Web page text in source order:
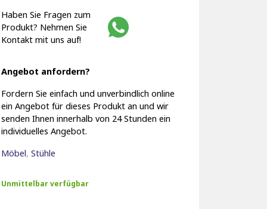
Haben Sie Fragen zum
Produkt? Nehmen Sie
Kontakt mit uns auf!
Angebot anfordern?
Fordern Sie einfach und unverbindlich online
ein Angebot für dieses Produkt an und wir
senden Ihnen innerhalb von 24 Stunden ein
individuelles Angebot.
Unmittelbar verfügbar
Möbel, Stühle